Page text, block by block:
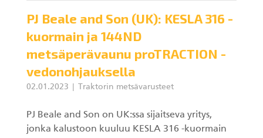
PJ Beale and Son (UK): KESLA 316 -
kuormain ja 144ND
metsäperävaunu proTRACTION -
vedonohjauksella
02.01.2023 Traktorin metsävarusteet
PJ Beale and Son on UK:ssa sijaitseva yritys,
jonka kalustoon kuuluu KESLA 316 -kuormain